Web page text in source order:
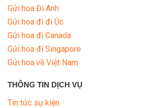
Gửi hoa Đi Anh
Gửi hoa đi đi Úc
Gửi hoa đi Canada
Gửi hoa đi Singapore
Gửi hoa về Việt Nam
THÔNG TIN DỊCH VỤ
Tin tức sự kiện